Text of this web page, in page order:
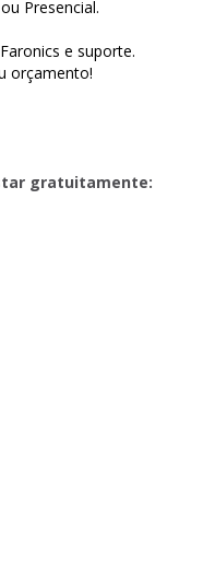
Presencial.
e suporte.
orçamento!
gratuitamente: